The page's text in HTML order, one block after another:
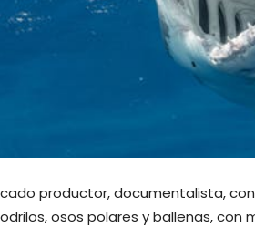
productor, documentalista,
osos polares y ballenas, con